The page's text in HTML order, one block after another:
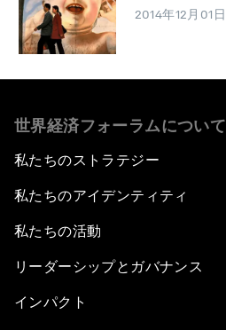
2014年12月01日
世界経済フォーラムについて
私たちのストラテジー
私たちのアイデンティティ
私たちの活動
リーダーシップとガバナンス
インパクト